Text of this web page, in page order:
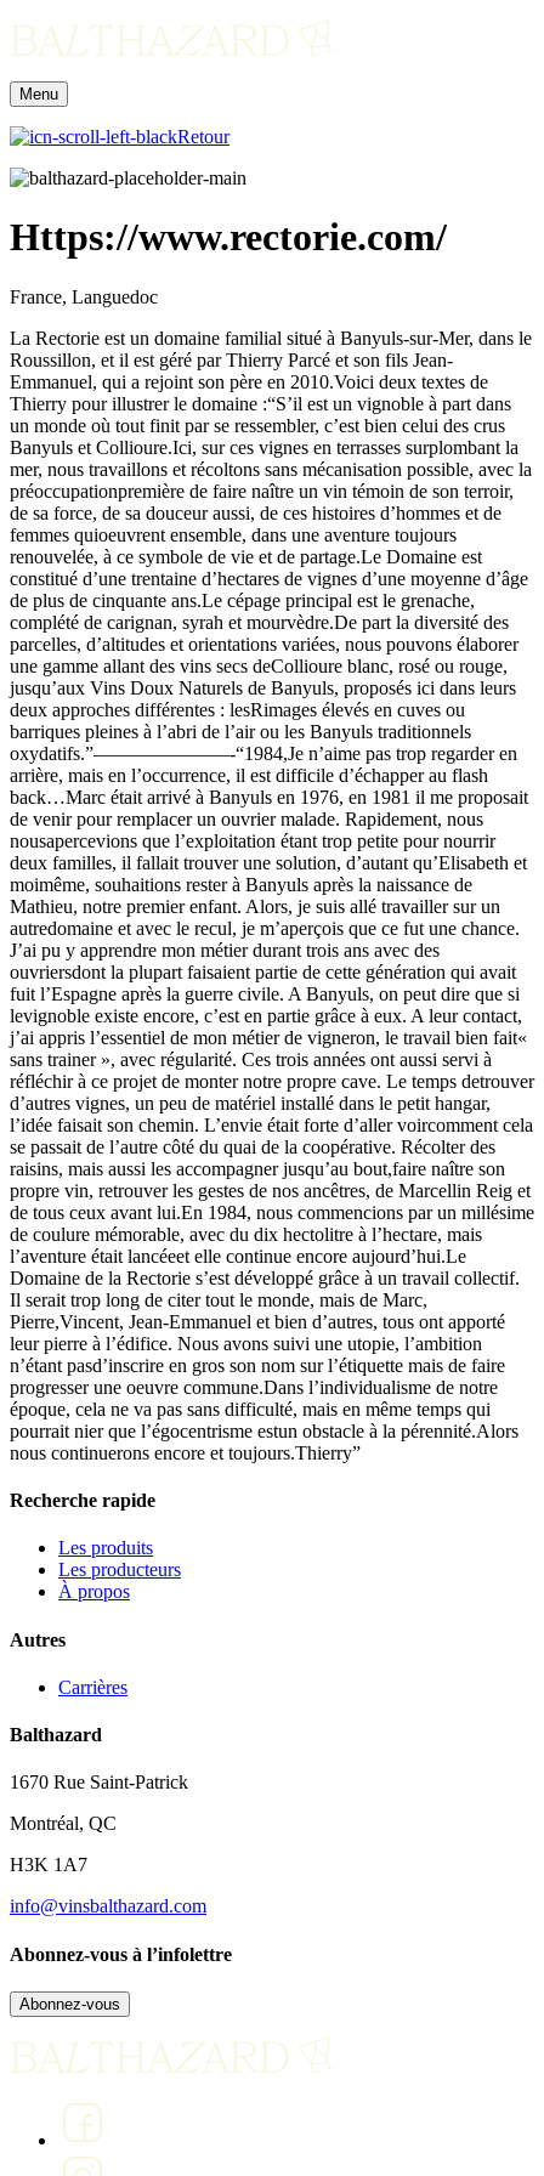
Menu
Retour
Https://www.rectorie.com/
France, Languedoc
La Rectorie est un domaine familial situé à Banyuls-sur-Mer, dans le
Roussillon, et il est géré par Thierry Parcé et son fils Jean-
Emmanuel, qui a rejoint son père en 2010.Voici deux textes de
Thierry pour illustrer le domaine :“S’il est un vignoble à part dans
un monde où tout finit par se ressembler, c’est bien celui des crus
Banyuls et Collioure.Ici, sur ces vignes en terrasses surplombant la
mer, nous travaillons et récoltons sans mécanisation possible, avec la
préoccupationpremière de faire naître un vin témoin de son terroir,
de sa force, de sa douceur aussi, de ces histoires d’hommes et de
femmes quioeuvrent ensemble, dans une aventure toujours
renouvelée, à ce symbole de vie et de partage.Le Domaine est
constitué d’une trentaine d’hectares de vignes d’une moyenne d’âge
de plus de cinquante ans.Le cépage principal est le grenache,
complété de carignan, syrah et mourvèdre.De part la diversité des
parcelles, d’altitudes et orientations variées, nous pouvons élaborer
une gamme allant des vins secs deCollioure blanc, rosé ou rouge,
jusqu’aux Vins Doux Naturels de Banyuls, proposés ici dans leurs
deux approches différentes : lesRimages élevés en cuves ou
barriques pleines à l’abri de l’air ou les Banyuls traditionnels
oxydatifs.”———————-“1984,Je n’aime pas trop regarder en
arrière, mais en l’occurrence, il est difficile d’échapper au flash
back…Marc était arrivé à Banyuls en 1976, en 1981 il me proposait
de venir pour remplacer un ouvrier malade. Rapidement, nous
nousapercevions que l’exploitation étant trop petite pour nourrir
deux familles, il fallait trouver une solution, d’autant qu’Elisabeth et
moimême, souhaitions rester à Banyuls après la naissance de
Mathieu, notre premier enfant. Alors, je suis allé travailler sur un
autredomaine et avec le recul, je m’aperçois que ce fut une chance.
J’ai pu y apprendre mon métier durant trois ans avec des
ouvriersdont la plupart faisaient partie de cette génération qui avait
fuit l’Espagne après la guerre civile. A Banyuls, on peut dire que si
levignoble existe encore, c’est en partie grâce à eux. A leur contact,
j’ai appris l’essentiel de mon métier de vigneron, le travail bien fait«
sans trainer », avec régularité. Ces trois années ont aussi servi à
réfléchir à ce projet de monter notre propre cave. Le temps detrouver
d’autres vignes, un peu de matériel installé dans le petit hangar,
l’idée faisait son chemin. L’envie était forte d’aller voircomment cela
se passait de l’autre côté du quai de la coopérative. Récolter des
raisins, mais aussi les accompagner jusqu’au bout,faire naître son
propre vin, retrouver les gestes de nos ancêtres, de Marcellin Reig et
de tous ceux avant lui.En 1984, nous commencions par un millésime
de coulure mémorable, avec du dix hectolitre à l’hectare, mais
l’aventure était lancéeet elle continue encore aujourd’hui.Le
Domaine de la Rectorie s’est développé grâce à un travail collectif.
Il serait trop long de citer tout le monde, mais de Marc,
Pierre,Vincent, Jean-Emmanuel et bien d’autres, tous ont apporté
leur pierre à l’édifice. Nous avons suivi une utopie, l’ambition
n’étant pasd’inscrire en gros son nom sur l’étiquette mais de faire
progresser une oeuvre commune.Dans l’individualisme de notre
époque, cela ne va pas sans difficulté, mais en même temps qui
pourrait nier que l’égocentrisme estun obstacle à la pérennité.Alors
nous continuerons encore et toujours.Thierry”
Recherche rapide
Les produits
Les producteurs
À propos
Autres
Carrières
Balthazard
1670 Rue Saint-Patrick
Montréal, QC
H3K 1A7
info@vinsbalthazard.com
Abonnez-vous à l’infolettre
Abonnez-vous